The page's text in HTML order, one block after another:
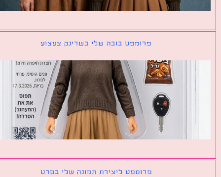
פרומפט בובה שלי בשרינק צעצוע
פרומפט ליצירת תמונה שלי בסרט